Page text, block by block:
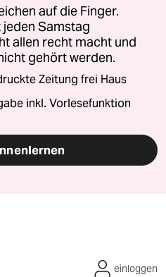
auf die Finger.
Samstag
allen recht macht und
gehört werden.
Zeitung frei Haus
inkl. Vorlesefunktion
einloggen